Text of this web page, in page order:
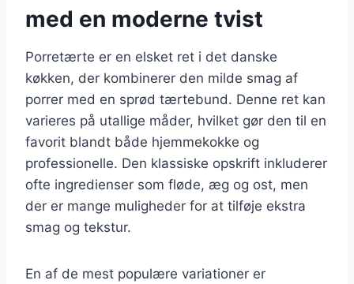
med en moderne tvist
Porretærte er en elsket ret i det danske
køkken, der kombinerer den milde smag af
porrer med en sprød tærtebund. Denne ret kan
varieres på utallige måder, hvilket gør den til en
favorit blandt både hjemmekokke og
professionelle. Den klassiske opskrift inkluderer
ofte ingredienser som fløde, æg og ost, men
der er mange muligheder for at tilføje ekstra
smag og tekstur.
En af de mest populære variationer er